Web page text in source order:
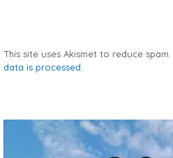
This site uses Akismet to reduce spam.
data is processed.